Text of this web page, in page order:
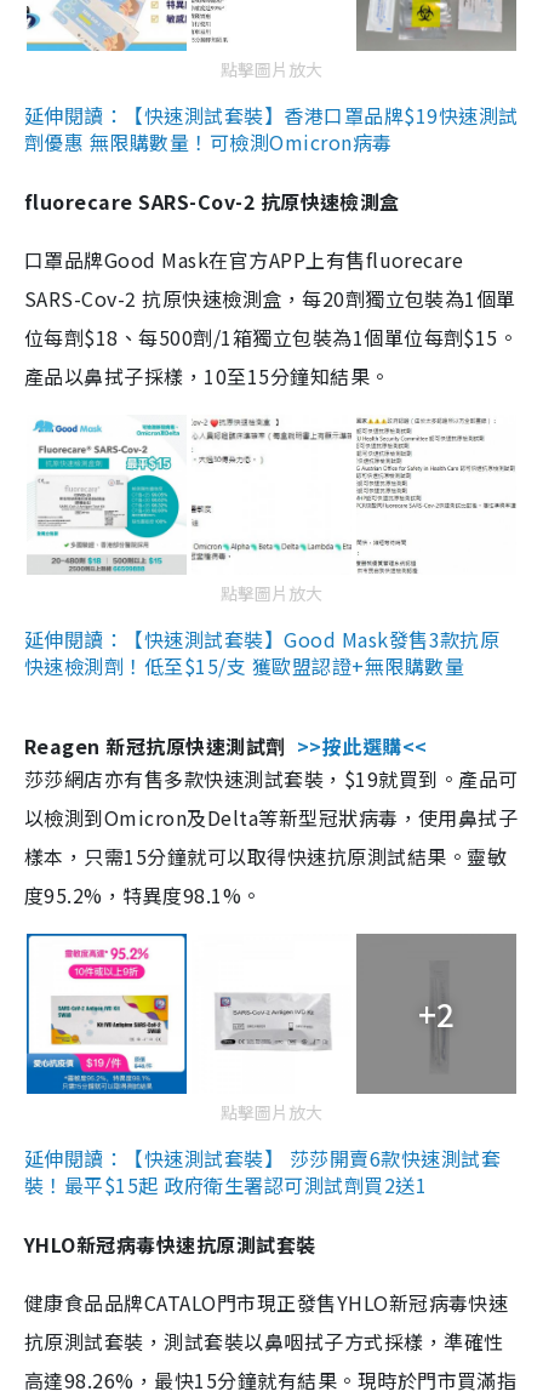
點擊圖片放大
延伸閱讀：【快速測試套裝】香港口罩品牌$19快速測試
劑優惠 無限購數量！可檢測Omicron病毒
fluorecare SARS-Cov-2 抗原快速檢測盒
口罩品牌Good Mask在官方APP上有售fluorecare
SARS-Cov-2 抗原快速檢測盒，每20劑獨立包裝為1個單
位每劑$18、每500劑/1箱獨立包裝為1個單位每劑$15。
產品以鼻拭子採樣，10至15分鐘知結果。
點擊圖片放大
延伸閱讀：【快速測試套裝】Good Mask發售3款抗原
快速檢測劑！低至$15/支 獲歐盟認證+無限購數量
Reagen 新冠抗原快速測試劑 >>按此選購<<
莎莎網店亦有售多款快速測試套裝，$19就買到。產品可
以檢測到Omicron及Delta等新型冠狀病毒，使用鼻拭子
樣本，只需15分鐘就可以取得快速抗原測試結果。靈敏
度95.2%，特異度98.1%。
+2
點擊圖片放大
延伸閱讀：【快速測試套裝】 莎莎開賣6款快速測試套
裝！最平$15起 政府衛生署認可測試劑買2送1
YHLO新冠病毒快速抗原測試套裝
健康食品品牌CATALO門市現正發售YHLO新冠病毒快速
抗原測試套裝，測試套裝以鼻咽拭子方式採樣，準確性
高達98.26%，最快15分鐘就有結果。現時於門市買滿指